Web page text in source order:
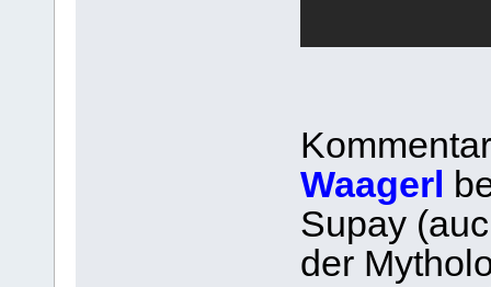
Waagerl
Supay
der